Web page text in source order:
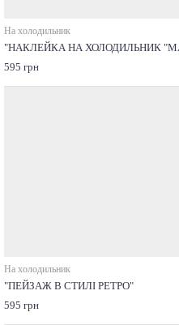
На холодильник
"НАКЛЕЙКА НА ХОЛОДИЛЬНИК
595 грн
На холодильник
"ПЕЙЗАЖ В СТИЛІ РЕТРО"
595 грн